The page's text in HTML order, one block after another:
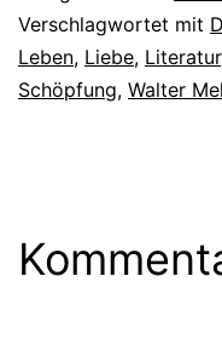
Verschlagwortet mit
Leben, Liebe, Literatur
Schöpfung, Walter